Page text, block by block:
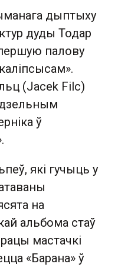
дыптыху
дуды Тодар
палову
(Jacek Filc)
ў
які гучыць у
на
альбома стаў
мастачкі
«Барана» ў